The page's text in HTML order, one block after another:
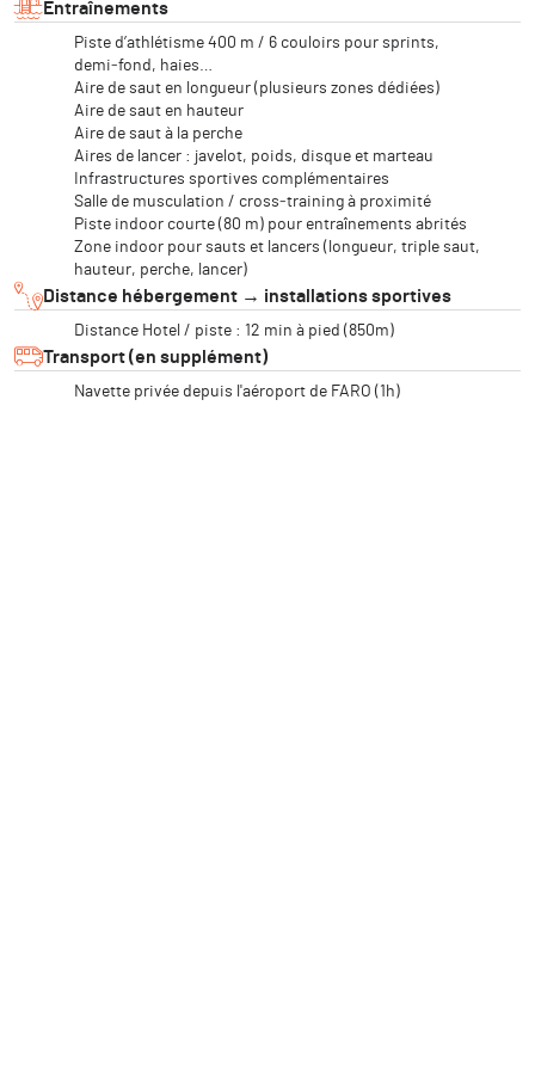
Entraînements
Piste d’athlétisme 400 m / 6 couloirs pour sprints,
demi‑fond, haies…
Aire de saut en longueur (plusieurs zones dédiées)
Aire de saut en hauteur
Aire de saut à la perche
Aires de lancer : javelot, poids, disque et marteau
Infrastructures sportives complémentaires
Salle de musculation / cross‑training à proximité
Piste indoor courte (80 m) pour entraînements abrités
Zone indoor pour sauts et lancers (longueur, triple saut,
hauteur, perche, lancer)
Distance hébergement → installations sportives
Distance Hotel / piste : 12 min à pied (850m)
Transport (en supplément)
Navette privée depuis l'aéroport de FARO (1h)